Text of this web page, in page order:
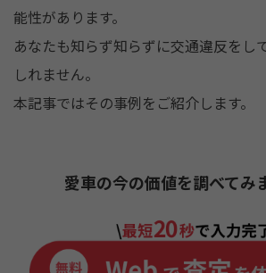
能性があります。
あなたも知らず知らずに交通違反をし
しれません。
本記事ではその事例をご紹介します。
愛車の今の価値を調べてみ